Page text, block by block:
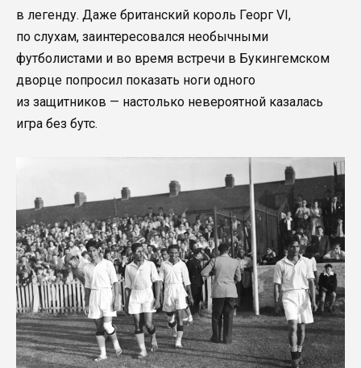
в легенду. Даже британский король Георг VI,
по слухам, заинтересовался необычными
футболистами и во время встречи в Букингемском
дворце попросил показать ноги одного
из защитников — настолько невероятной казалась
игра без бутс.